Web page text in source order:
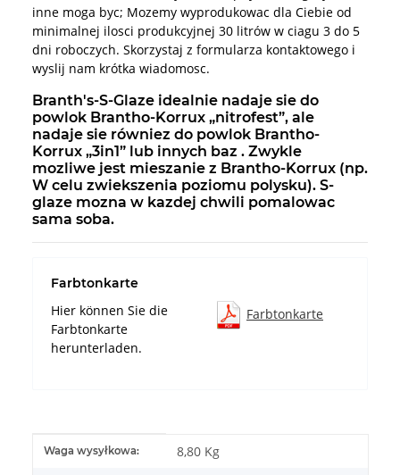
inne moga byc; Mozemy wyprodukowac dla Ciebie od
minimalnej ilosci produkcyjnej 30 litrów w ciagu 3 do 5
dni roboczych. Skorzystaj z formularza kontaktowego i
wyslij nam krótka wiadomosc.
Branth's-S-Glaze idealnie nadaje sie do
powlok Brantho-Korrux „nitrofest”, ale
nadaje sie równiez do powlok Brantho-
Korrux „3in1” lub innych baz . Zwykle
mozliwe jest mieszanie z Brantho-Korrux (np.
W celu zwiekszenia poziomu polysku). S-
glaze mozna w kazdej chwili pomalowac
sama soba.
Farbtonkarte
Hier können Sie die
Farbtonkarte
herunterladen.
Farbtonkarte
#productDetails.itemInformation#
#productDetails.itemValue#
Waga wysyłkowa: 8,80 Kg